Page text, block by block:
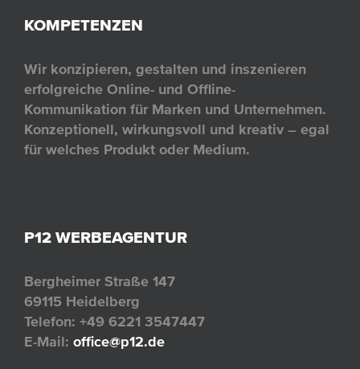
KOMPETENZEN
Wir konzipieren, gestalten und inszenieren
erfolgreiche Online- und Offline-
Kommunikation für Marken und Unternehmen.
Konzeptionell, wirkungsvoll und kreativ – egal
für welches Produkt oder Medium.
P12 WERBEAGENTUR
Bergheimer Straße 147
69115 Heidelberg
Telefon: +49 6221 3547447
E-Mail: office@p12.de